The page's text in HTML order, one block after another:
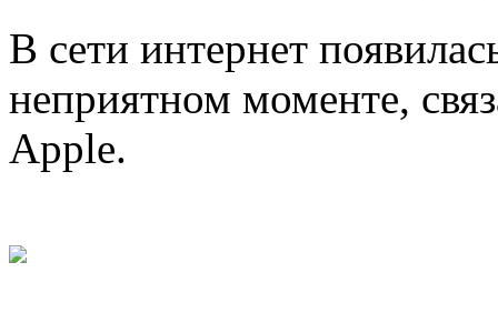
В сети интернет
неприятном моменте,
Apple.